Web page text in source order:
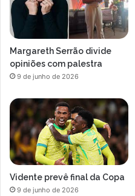
Margareth Serrão divide
opiniões com palestra
9 de junho de 2026
Vidente prevê final da Copa
9 de junho de 2026